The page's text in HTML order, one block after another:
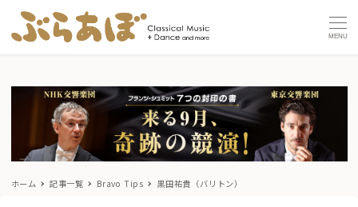
MENU
ホーム 記事一覧 Bravo Tips 黒田祐貴（バリトン）